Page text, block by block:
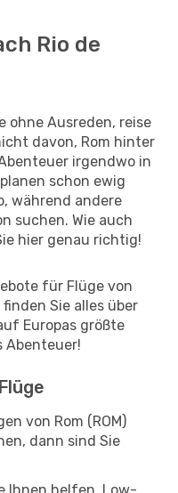
Rio de
ohne Ausreden, reise
davon, Rom hinter
irgendwo in
schon ewig
während andere
suchen. Wie auch
hier genau richtig!
für Flüge von
Sie alles über
Europas größte
Abenteuer!
von Rom (ROM)
dann sind Sie